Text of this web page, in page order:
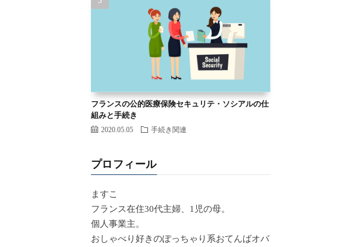
フランスの公的医療保険セキュリテ・ソシアルの仕
組みと手続き
2020.05.05 手続き関連
プロフィール
ますこ
フランス在住30代主婦、1児の母。
個人事業主。
おしゃべり好きのぽっちゃり系おてんばオバ